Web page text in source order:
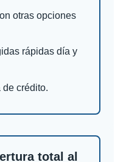
otras opciones
rápidas día y
de crédito.
total al